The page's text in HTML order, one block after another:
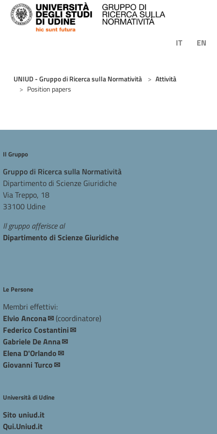
Skip to main content
IT EN
UNIUD - Gruppo di Ricerca sulla Normatività
Attività
Position papers
Il Gruppo
Gruppo di Ricerca sulla Normatività
Dipartimento di Scienze Giuridiche
Via Treppo, 18
33100 Udine
Il gruppo afferisce al
Dipartimento di Scienze Giuridiche
Le Persone
Membri effettivi:
Elvio Ancona
(coordinatore)
Federico Costantini​​
Gabriele De Anna
Elena D'Orlando
Giovanni Turco
Università di Udine
Sito uniud.it
Qui.Uniud.it